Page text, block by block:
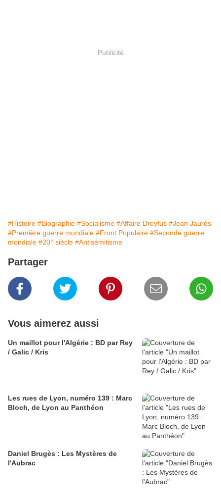
Publicité
#Histoire #Biographie #Socialisme #Affaire Dreyfus #Jean Jaurès
#Première guerre mondiale #Front Populaire #Seconde guerre
mondiale #20° siècle #Antisémitisme
Partager
Vous aimerez aussi
Un maillot pour l'Algérie : BD par Rey
/ Galic / Kris
Les rues de Lyon, numéro 139 : Marc
Bloch, de Lyon au Panthéon
Daniel Brugès : Les Mystères de
l'Aubrac